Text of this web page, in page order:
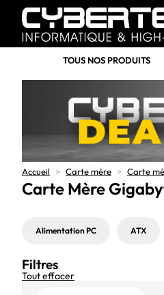
TOUS NOS PRODUITS
Accueil > Carte mère > Carte
Carte Mère
Alimentation PC ATX
Filtres
Tout effacer